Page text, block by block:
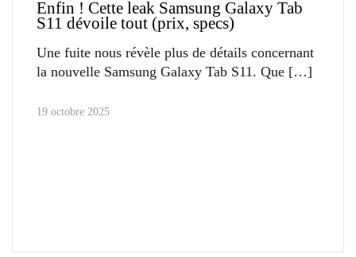
Enfin ! Cette leak Samsung Galaxy Tab
S11 dévoile tout (prix, specs)
Une fuite nous révèle plus de détails concernant
la nouvelle Samsung Galaxy Tab S11. Que
19 octobre 2025